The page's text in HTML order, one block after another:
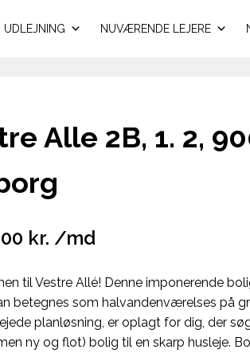
UDLEJNING NUVÆRENDE LEJERE
Alle 2B, 1. 2,
kr. /md
til Vestre Allé! Denne imponerende
betegnes som halvandenværelses på
planløsning, er oplagt for dig, der
ny og flot) bolig til en skarp husleje.